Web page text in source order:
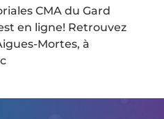
CMA du Gard
en ligne! Retrouvez
Mortes, à